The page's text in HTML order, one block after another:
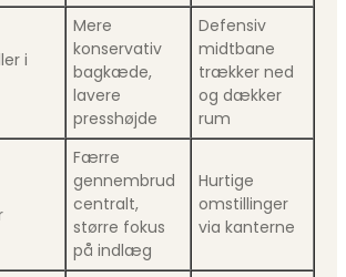
i
Mere
konservativ
bagkæde,
lavere
presshøjde
Defensiv
midtbane
trækker ned
og dækker
rum
Færre
gennembrud
centralt,
større fokus
på indlæg
Hurtige
omstillinger
via kanterne